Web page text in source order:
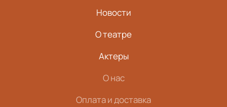
Новости
О театре
Актеры
О нас
Оплата и доставка